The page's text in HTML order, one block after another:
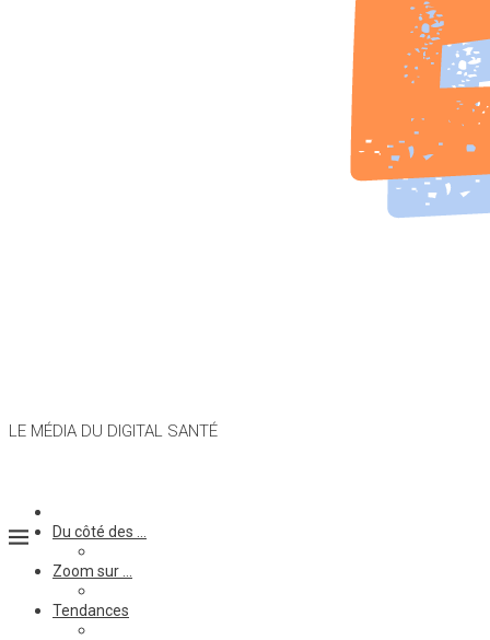
LE MÉDIA DU DIGITAL SANTÉ
Du côté des …
Zoom sur …
Tendances